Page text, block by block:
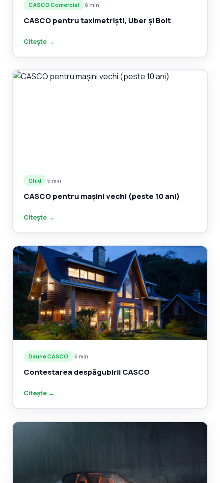
CASCO Comercial ·6 min
CASCO pentru taximetriști, Uber și Bolt
Citește →
Ghid ·5 min
CASCO pentru mașini vechi (peste 10 ani)
Citește →
Daune CASCO ·6 min
Contestarea despăgubirii CASCO
Citește →